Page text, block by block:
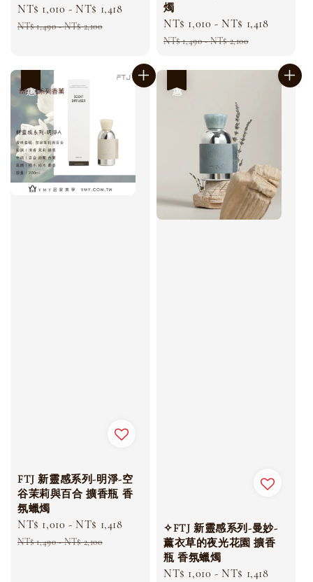
Sale
price
NT$ 1,010 - NT$ 1,418
Regular
NT$ 1,490-NT$ 2,100
燭
Sale
price
NT$ 1,010 - NT$ 1,418
NT$ 1,490-NT$ 2,100
FTJ 新靈感系列-明淨-空
谷茉莉與百合 擴香瓶 香
氛蠟燭
Sale
price
NT$ 1,010 - NT$ 1,418
Regular
NT$ 1,490-NT$ 2,100
✧FTJ 新靈感系列-曼妙-
薰衣草的夜光花園 擴香
瓶 香氛蠟燭
Sale
NT$ 1,010 - NT$ 1,418